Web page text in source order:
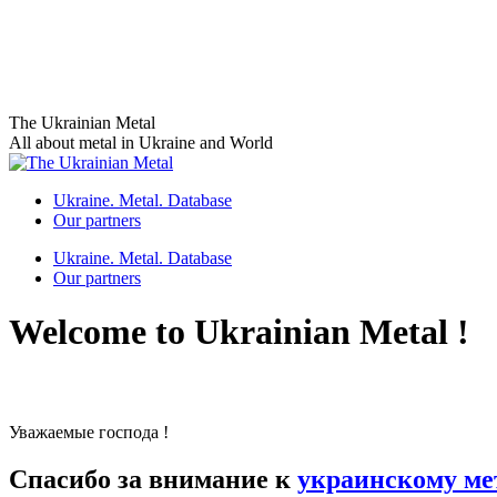
Skip
to
content
The Ukrainian Metal
All about metal in Ukraine and World
Ukraine. Metal. Database
Our partners
Ukraine. Metal. Database
Our partners
Welcome to Ukrainian Metal !
Уважаемые господа !
Спасибо за внимание к украинскому